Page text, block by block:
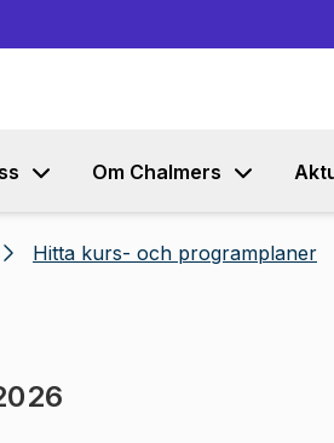
Om Chalmers
Hitta kurs- och programplaner